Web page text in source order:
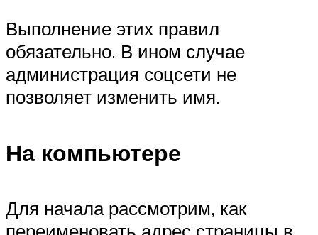
Выполнение этих правил
обязательно. В ином случае
администрация соцсети не
позволяет изменить имя.
На компьютере
Для начала рассмотрим, как